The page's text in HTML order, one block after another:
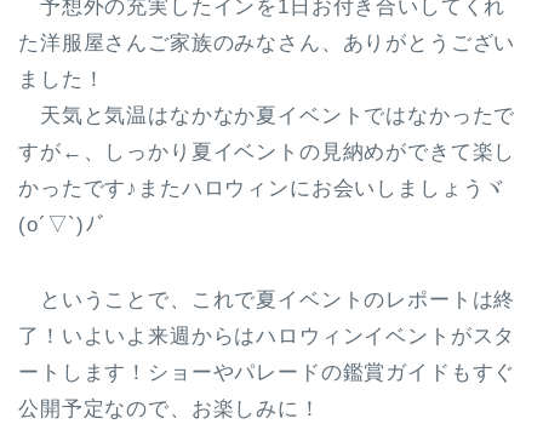
予想外の充実したインを1日お付き合いしてくれ
た洋服屋さんご家族のみなさん、ありがとうござい
ました！
天気と気温はなかなか夏イベントではなかったで
すが←、しっかり夏イベントの見納めができて楽し
かったです♪またハロウィンにお会いしましょうヾ
(o´▽`)ﾉﾞ
ということで、これで夏イベントのレポートは終
了！いよいよ来週からはハロウィンイベントがスタ
ートします！ショーやパレードの鑑賞ガイドもすぐ
公開予定なので、お楽しみに！